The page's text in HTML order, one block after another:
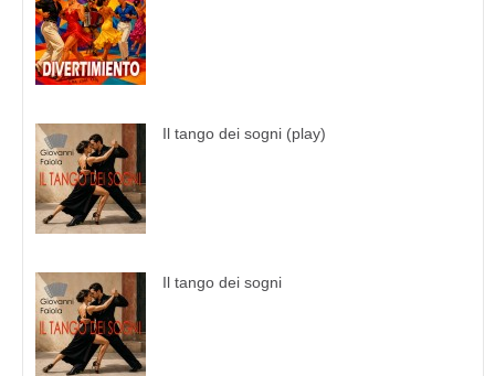
Il tango dei sogni (play)
Il tango dei sogni